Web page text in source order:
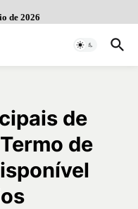
de 2026
de
de